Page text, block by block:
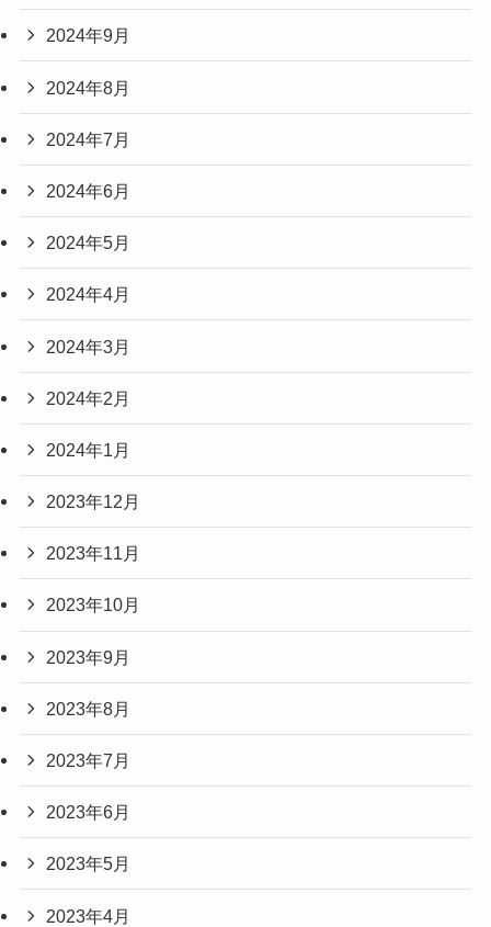
2024年9月
2024年8月
2024年7月
2024年6月
2024年5月
2024年4月
2024年3月
2024年2月
2024年1月
2023年12月
2023年11月
2023年10月
2023年9月
2023年8月
2023年7月
2023年6月
2023年5月
2023年4月